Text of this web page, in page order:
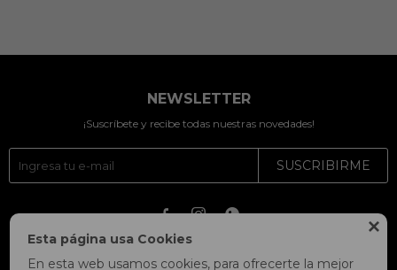

Esta página usa Cookies
En esta web usamos cookies, para ofrecerte la mejor
NEWSLETTER
¡Suscríbete y recibe todas nuestras novedades!
SUSCRIBIRME
  